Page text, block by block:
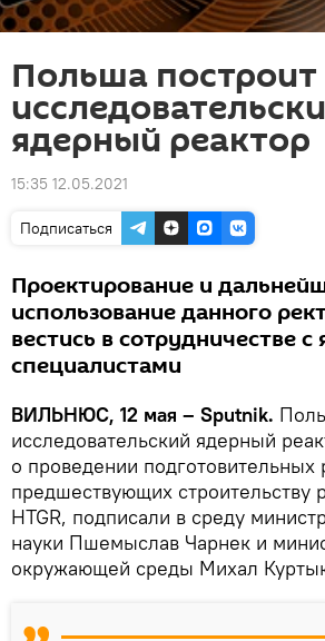
Польша построит
ядерный реактор
15:35 12.05.2021
Подписаться
Проектирование и
использование данного
вестись в сотрудничестве
специалистами
ВИЛЬНЮС, 12 мая – Sputnik.
исследовательский ядерный
о проведении подготовительных
предшествующих строительству
HTGR, подписали в среду
науки Пшемыслав Чарнек и
окружающей среды Михал